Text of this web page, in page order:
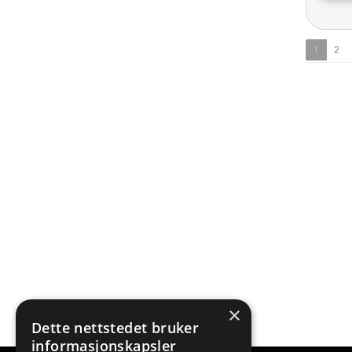
1 2
×
Dette nettstedet bruker
informasjonskapsler